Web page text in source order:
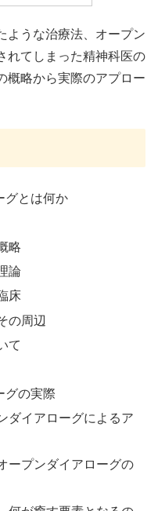
ような治療法、オープン
れてしまった精神科医の
概略から実際のアプロー
とは何か
略
論
床
の周辺
て
の実際
ダイアローグによるア
ープンダイアローグの